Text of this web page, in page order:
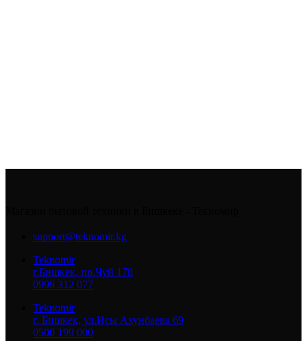
support@teknomir.kg
Teknomir
г.Бишкек, пр.Чуй 178
0999 312 077
Teknomir
г. Бишкек, ул.Исы Ахунбаева 69
0500 199 000